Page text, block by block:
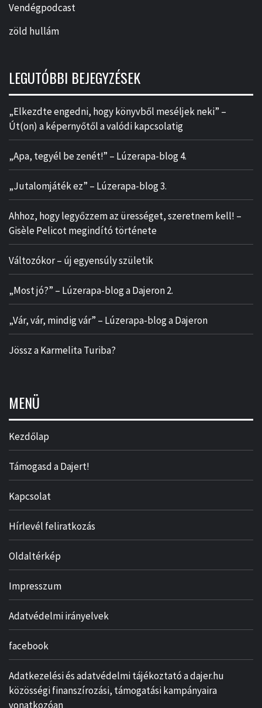
Vendégpodcast
zöld hullám
LEGUTÓBBI BEJEGYZÉSEK
„Elkezdte engedni, hogy könyvből meséljek neki” –
Út(on) a képernyőtől a valódi kapcsolatig
„Apa, tegyél be zenét!” – Lúzerapa-blog 4.
„Jutalomjáték ez” – Lúzerapa-blog 3.
Ahhoz, hogy legyőzzem az ürességet, szeretnem kell! –
Gisèle Pelicot megindító története
Változókor – új egyensúly születik
„Most jó?” – Lúzerapa-blog a Dajeron 2.
„Vár, vár, mindig vár” – Lúzerapa-blog a Dajeron
Jössz a Karmelita Turiba?
MENÜ
Kezdőlap
Támogasd a Dajert!
Kapcsolat
Hírlevél feliratkozás
Oldaltérkép
Impresszum
Adatvédelmi irányelvek
facebook
Adatkezelési és adatvédelmi tájékoztató a dajer.hu
közösségi finanszírozási, támogatási kampányaira
vonatkozóan